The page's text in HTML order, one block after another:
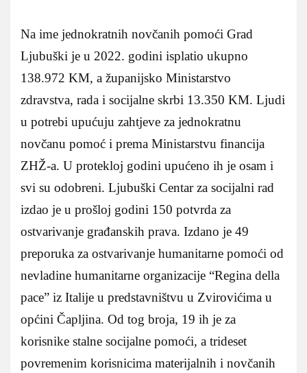
Na ime jednokratnih novčanih pomoći Grad
Ljubuški je u 2022. godini isplatio ukupno
138.972 KM, a županijsko Ministarstvo
zdravstva, rada i socijalne skrbi 13.350 KM. Ljudi
u potrebi upućuju zahtjeve za jednokratnu
novčanu pomoć i prema Ministarstvu financija
ZHŽ-a. U protekloj godini upućeno ih je osam i
svi su odobreni. Ljubuški Centar za socijalni rad
izdao je u prošloj godini 150 potvrda za
ostvarivanje građanskih prava. Izdano je 49
preporuka za ostvarivanje humanitarne pomoći od
nevladine humanitarne organizacije “Regina della
pace” iz Italije u predstavništvu u Zvirovićima u
općini Čapljina. Od tog broja, 19 ih je za
korisnike stalne socijalne pomoći, a trideset
povremenim korisnicima materijalnih i novčanih